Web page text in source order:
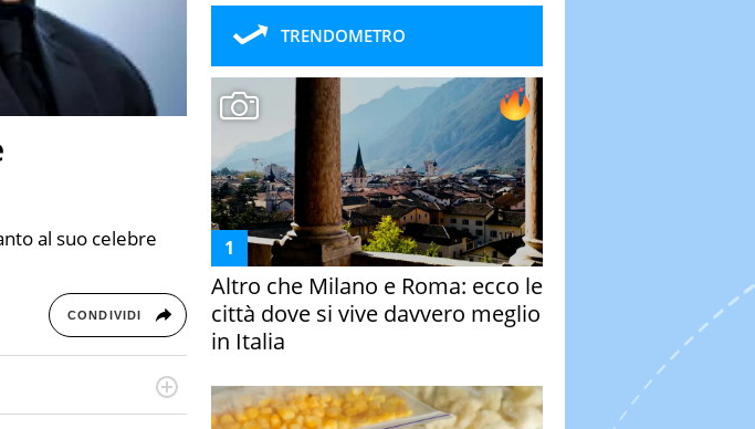
al suo celebre
CONDIVIDI
entertainment e “feel-
TRENDOMETRO
Altro che Milano e Roma: ecco le
città dove si vive davvero meglio
in Italia